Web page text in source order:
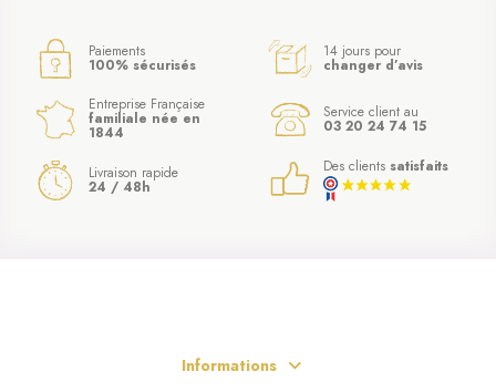
Paiements
100% sécurisés
14 jours pour
changer d’avis
Entreprise Française
familiale née en
1844
Service client au
03 20 24 74 15
Livraison rapide
24 / 48h
Des clients satisfaits
Informations